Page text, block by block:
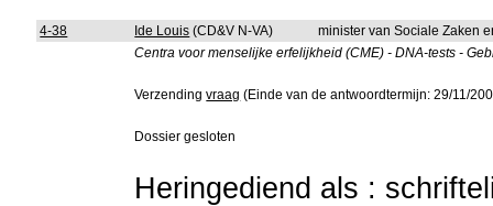
4-38 Ide Louis (CD&V N-VA)
minister van Sociale Zaken
Centra voor menselijke erfelijkheid (CME) - DNA-tests -
Verzendingvraag (Einde van de antwoordtermijn: 29/11/
Dossier gesloten
Heringediend als :